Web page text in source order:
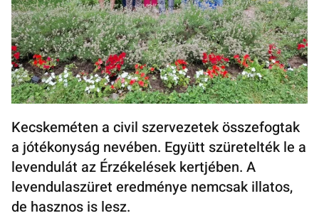
Kecskeméten a civil szervezetek összefogtak
a jótékonyság nevében. Együtt szüretelték le a
levendulát az Érzékelések kertjében. A
levendulaszüret eredménye nemcsak illatos,
de hasznos is lesz.